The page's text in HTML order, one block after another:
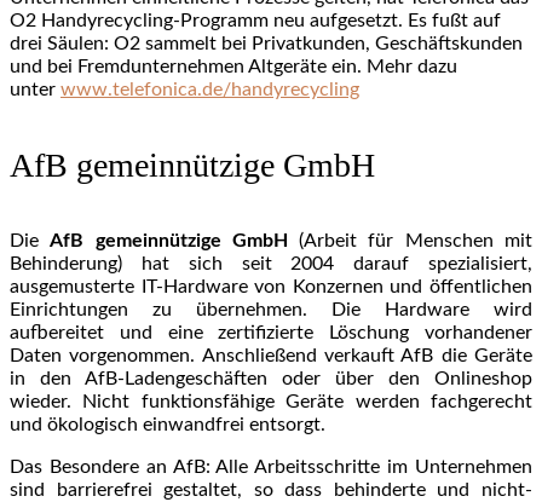
O2 Handyrecycling-Programm neu aufgesetzt. Es fußt auf
drei Säulen: O2 sammelt bei Privatkunden, Geschäftskunden
und bei Fremdunternehmen Altgeräte ein. Mehr dazu
unter www.telefonica.de/handyrecycling
AfB gemeinnützige GmbH
DieAfB gemeinnützige GmbH
(Arbeit für Menschen mit
Behinderung) hat sich seit 2004 darauf spezialisiert,
ausgemusterte IT-Hardware von Konzernen und öffentlichen
Einrichtungen zu übernehmen. Die Hardware wird
aufbereitet und eine zertifizierte Löschung vorhandener
Daten vorgenommen. Anschließend verkauft AfB die Geräte
in den AfB-Ladengeschäften oder über den Onlineshop
wieder. Nicht funktionsfähige Geräte werden fachgerecht
und ökologisch einwandfrei entsorgt.
Das Besondere an AfB: Alle Arbeitsschritte im Unternehmen
sind barrierefrei gestaltet, so dass behinderte und nicht-